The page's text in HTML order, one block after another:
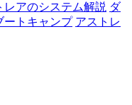
レアのシステム解説 ダ
ートキャンプ アストレ